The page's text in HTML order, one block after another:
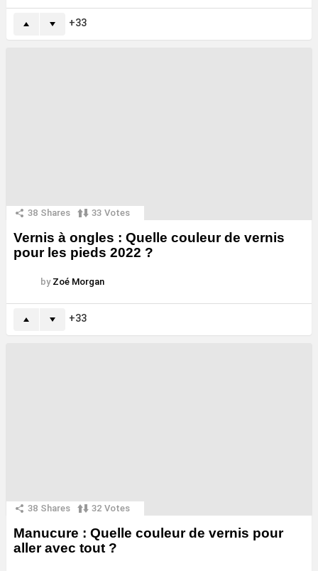
33
38 Shares 33 Votes
Vernis à ongles : Quelle couleur de vernis
pour les pieds 2022 ?
by Zoé Morgan
33
38 Shares 32 Votes
Manucure : Quelle couleur de vernis pour
aller avec tout ?